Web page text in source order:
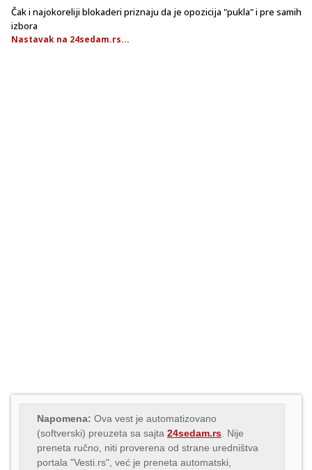
Čak i najokoreliji blokaderi priznaju da je opozicija "pukla" i pre samih
izbora
Nastavak na 24sedam.rs...
Napomena: Ova vest je automatizovano
(softverski) preuzeta sa sajta 24sedam.rs . Nije
preneta ručno, niti proverena od strane uredništva
portala "Vesti.rs", već je preneta automatski,